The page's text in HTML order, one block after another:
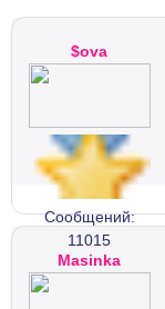
$ova
Сообщений:
11015
Masinka